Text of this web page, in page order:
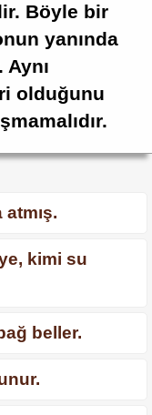
Böyle bir
yanında
olduğunu
kimi su
beller.